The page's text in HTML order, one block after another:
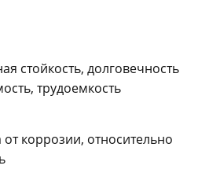
стойкость, долговечность
трудоемкость
коррозии, относительно